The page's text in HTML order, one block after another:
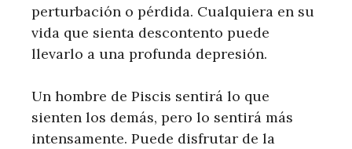
perturbación o pérdida. Cualquiera en su
vida que sienta descontento puede
llevarlo a una profunda depresión.
Un hombre de Piscis sentirá lo que
sienten los demás, pero lo sentirá más
intensamente. Puede disfrutar de la